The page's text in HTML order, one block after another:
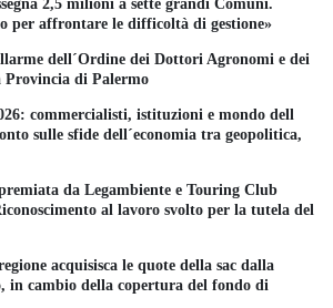
2,5 milioni a sette grandi Comuni.
per affrontare le difficoltà di gestione»
dell´Ordine dei Dottori Agronomi e dei
di Palermo
commercialisti, istituzioni e mondo dell
sulle sfide dell´economia tra geopolitica,
da Legambiente e Touring Club
al lavoro svolto per la tutela del
acquisisca le quote della sac dalla
in cambio della copertura del fondo di